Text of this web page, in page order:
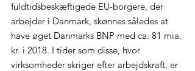
fuldtidsbeskæftigede EU-borgere, der
arbejder i Danmark, skønnes således at
have øget Danmarks BNP med ca. 81 mia.
kr. i 2018. I tider som disse, hvor
virksomheder skriger efter arbejdskraft, er